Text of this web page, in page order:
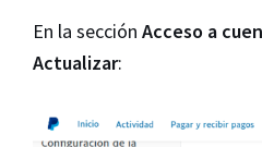
En la sección Acceso a
Actualizar: